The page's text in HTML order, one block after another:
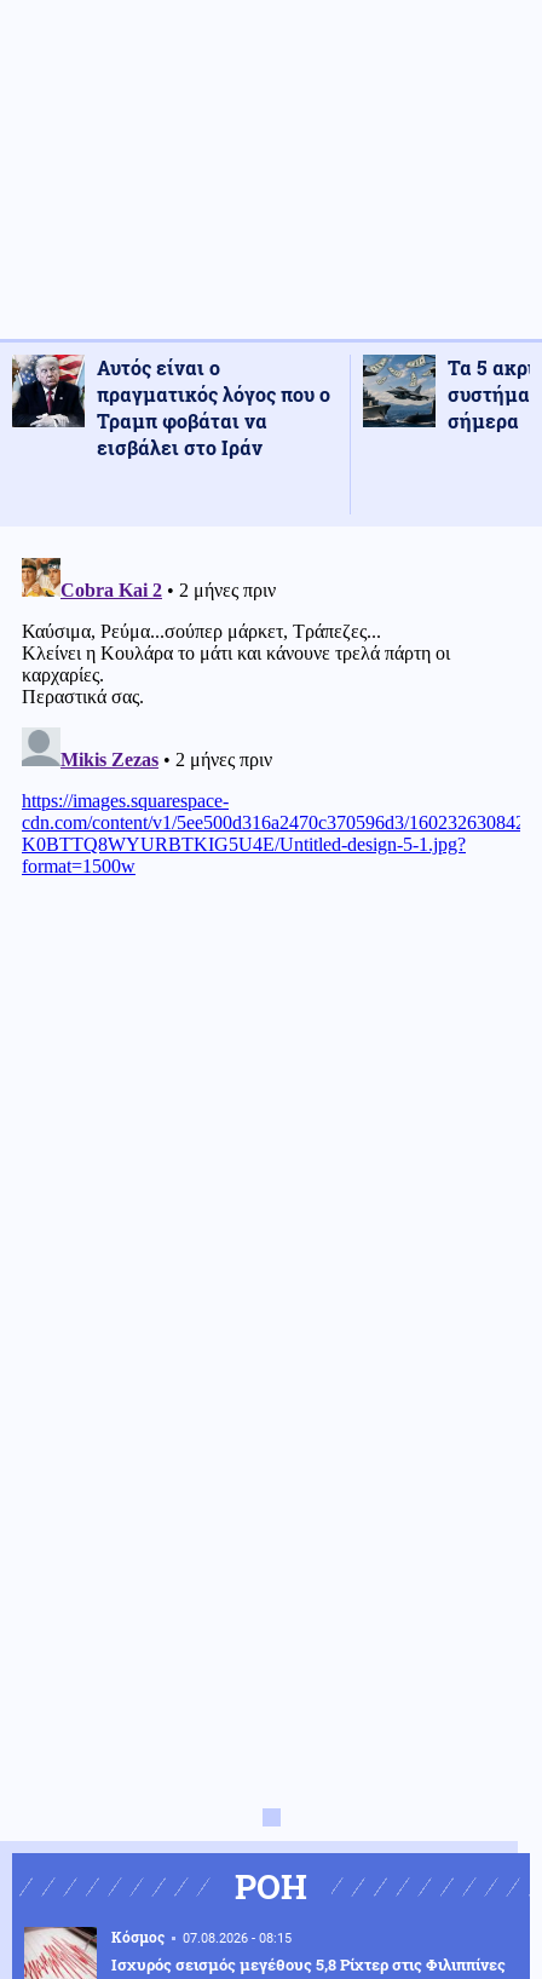
Αυτός είναι ο
πραγματικός λόγος που ο
Τραμπ φοβάται να
εισβάλει στο Ιράν
Τα 5
σήμερα
ΡΟΗ
Κόσμος 07.08.2026 - 08:15
Ισχυρός σεισμός μεγέθους 5,8 Ρίχτερ στις Φιλιππίνες